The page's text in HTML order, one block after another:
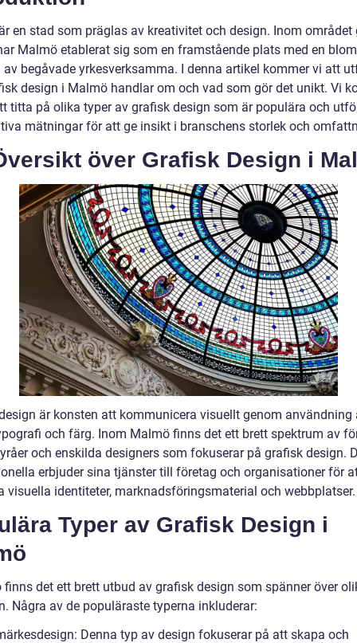
en stad som präglas av kreativitet och design. Inom området
Malmö etablerat sig som en framstående plats med en
av begåvade yrkesverksamma. I denna artikel kommer vi att
design i Malmö handlar om och vad som gör det unikt. Vi
titta på olika typer av grafisk design som är populära och
mätningar för att ge insikt i branschens storlek och
över Grafisk Design i
är konsten att kommunicera visuellt genom användning
och färg. Inom Malmö finns det ett brett spektrum av
och enskilda designers som fokuserar på grafisk design.
erbjuder sina tjänster till företag och organisationer för
visuella identiteter, marknadsföringsmaterial och webbplatser.
Typer av Grafisk Design i
finns det ett brett utbud av grafisk design som spänner över
Några av de populäraste typerna inkluderar:
Denna typ av design fokuserar på att skapa och